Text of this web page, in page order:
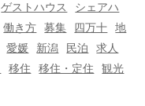
ゲストハウス
シェアハ
働き方 募集 四万十
地
愛媛 新潟 民泊
求人
移住 移住・定住
観光